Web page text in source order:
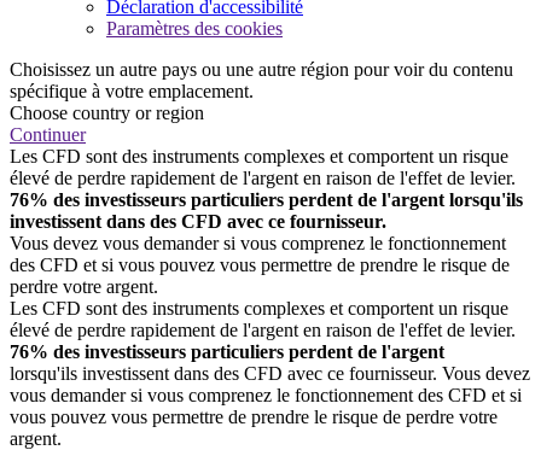
Déclaration d'accessibilité
Paramètres des cookies
Choisissez un autre pays ou une autre région pour voir du contenu
spécifique à votre emplacement.
Choose country or region
Continuer
Les CFD sont des instruments complexes et comportent un risque
élevé de perdre rapidement de l'argent en raison de l'effet de levier.
76% des investisseurs particuliers perdent de l'argent lorsqu'ils
investissent dans des CFD avec ce fournisseur.
Vous devez vous demander si vous comprenez le fonctionnement
des CFD et si vous pouvez vous permettre de prendre le risque de
perdre votre argent.
Les CFD sont des instruments complexes et comportent un risque
élevé de perdre rapidement de l'argent en raison de l'effet de levier.
76% des investisseurs particuliers perdent de l'argent
lorsqu'ils investissent dans des CFD avec ce fournisseur. Vous devez
vous demander si vous comprenez le fonctionnement des CFD et si
vous pouvez vous permettre de prendre le risque de perdre votre
argent.